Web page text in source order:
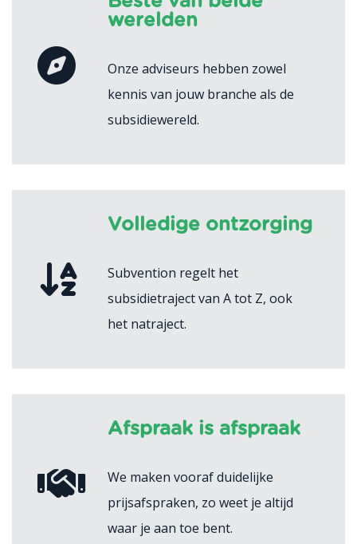
werelden
Onze adviseurs hebben zowel
kennis van jouw branche als de
subsidiewereld.
Volledige ontzorging
Subvention regelt het
subsidietraject van A tot Z, ook
het natraject.
Afspraak is afspraak
We maken vooraf duidelijke
prijsafspraken, zo weet je altijd
waar je aan toe bent.